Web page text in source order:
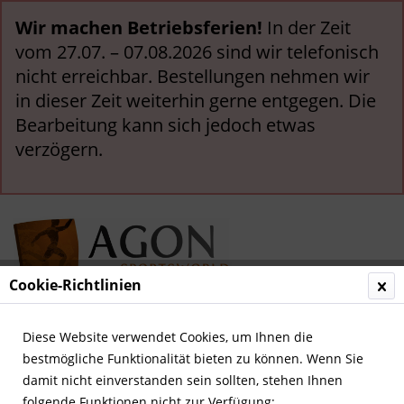
Wir machen Betriebsferien! In der Zeit
vom 27.07. – 07.08.2026 sind wir telefonisch
nicht erreichbar. Bestellungen nehmen wir
in dieser Zeit weiterhin gerne entgegen. Die
Bearbeitung kann sich jedoch etwas
verzögern.
Menü
Übersicht Fußball in Deutschland
Cookie-Richtlinien
Diese Website verwendet Cookies, um Ihnen die
bestmögliche Funktionalität bieten zu können. Wenn Sie
damit nicht einverstanden sein sollten, stehen Ihnen